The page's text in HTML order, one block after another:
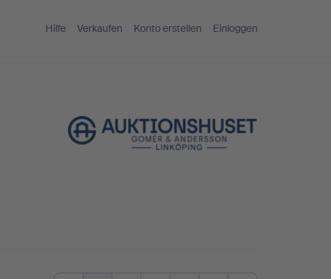
Hilfe Verkaufen Konto erstellen Einloggen